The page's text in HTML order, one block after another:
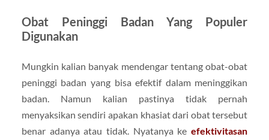
Obat Peninggi Badan Yang Populer
Digunakan
Mungkin kalian banyak mendengar tentang obat-obat
peninggi badan yang bisa efektif dalam meninggikan
badan. Namun kalian pastinya tidak pernah
menyaksikan sendiri apakan khasiat dari obat tersebut
benar adanya atau tidak. Nyatanya keefektivitasan